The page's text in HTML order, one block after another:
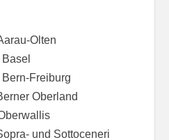
Olten
Freiburg
Oberland
und Sottoceneri